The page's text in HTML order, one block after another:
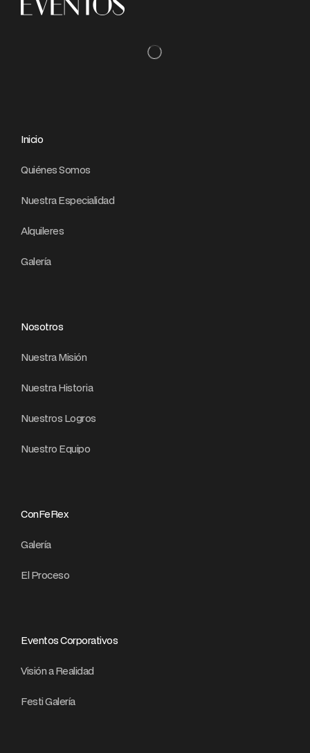
Inicio
Quiénes Somos
Nuestra Especialidad
Alquileres
Galería
Nosotros
Nuestra Misión
Nuestra Historia
Nuestros Logros
Nuestro Equipo
ConFeRex
Galería
El Proceso
Eventos Corporativos
Visión a Realidad
Festi Galería